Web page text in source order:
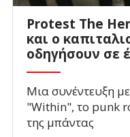
Protest The
και ο
οδηγήσουν σε
Μια συνέντευξη
"Within", το punk
της μπάντας